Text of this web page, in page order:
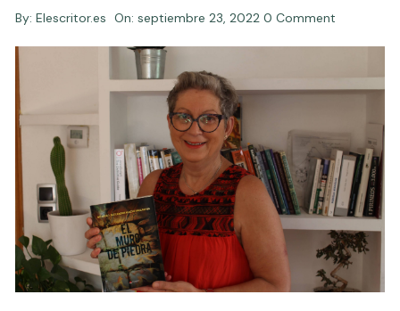
By: Elescritor.es On:septiembre 23, 2022 0 Comment